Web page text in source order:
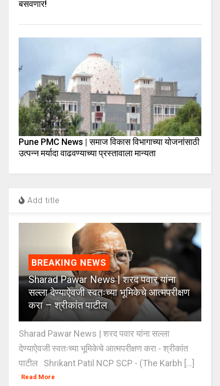
बसवणार!
Pune PMC News | समाज विकास विभागाच्या योजनांसाठी
उत्पन्न मर्यादा वाढवण्याच्या प्रस्तावाला मान्यता
Add title
BREAKING NEWS
Sharad Pawar News | शरद पवार यांना
सल्ला देण्याऐवजी स्वतःच्या भूमिकेचे आत्मपरीक्षण
करा – श्रीकांत पाटील
Sharad Pawar News | शरद पवार यांना सल्ला
देण्याऐवजी स्वतःच्या भूमिकेचे आत्मपरीक्षण करा - श्रीकांत
पाटील Shrikant Patil NCP SCP - (The Karbh [...]
Read More